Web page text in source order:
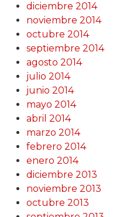
diciembre 2014
noviembre 2014
octubre 2014
septiembre 2014
agosto 2014
julio 2014
junio 2014
mayo 2014
abril 2014
marzo 2014
febrero 2014
enero 2014
diciembre 2013
noviembre 2013
octubre 2013